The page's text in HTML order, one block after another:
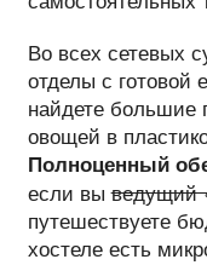
Во всех сетевых
отделы с готовой
найдете большие
овощей в
Полноценный
если выведущий
путешествуете
хостеле есть